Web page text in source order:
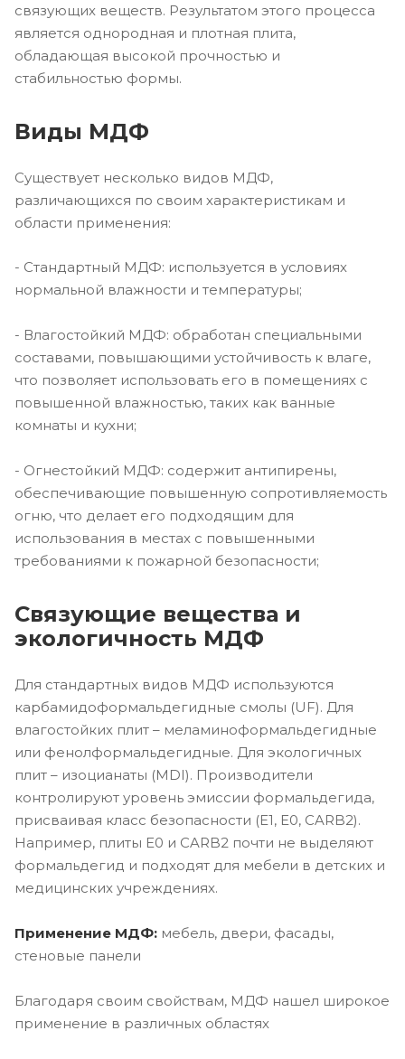
связующих веществ. Результатом этого процесса
является однородная и плотная плита,
обладающая высокой прочностью и
стабильностью формы.
Виды МДФ
Существует несколько видов МДФ,
различающихся по своим характеристикам и
области применения:
- Стандартный МДФ: используется в условиях
нормальной влажности и температуры;
- Влагостойкий МДФ: обработан специальными
составами, повышающими устойчивость к влаге,
что позволяет использовать его в помещениях с
повышенной влажностью, таких как ванные
комнаты и кухни;
- Огнестойкий МДФ: содержит антипирены,
обеспечивающие повышенную сопротивляемость
огню, что делает его подходящим для
использования в местах с повышенными
требованиями к пожарной безопасности;
Связующие вещества и
экологичность МДФ
Для стандартных видов МДФ используются
карбамидоформальдегидные смолы (UF). Для
влагостойких плит – меламиноформальдегидные
или фенолформальдегидные. Для экологичных
плит – изоцианаты (MDI). Производители
контролируют уровень эмиссии формальдегида,
присваивая класс безопасности (E1, E0, CARB2).
Например, плиты E0 и CARB2 почти не выделяют
формальдегид и подходят для мебели в детских и
медицинских учреждениях.
Применение МДФ: мебель, двери, фасады,
стеновые панели
Благодаря своим свойствам, МДФ нашел широкое
применение в различных областях